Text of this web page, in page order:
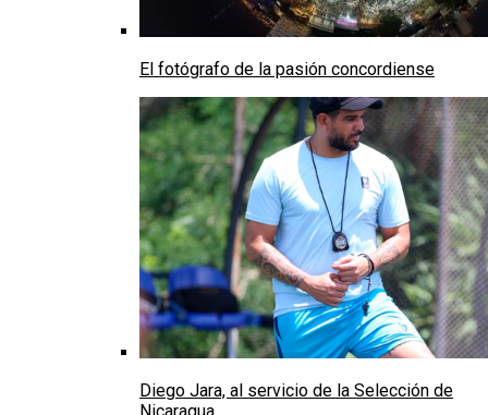
El fotógrafo de la pasión concordiense
Diego Jara, al servicio de la Selección de